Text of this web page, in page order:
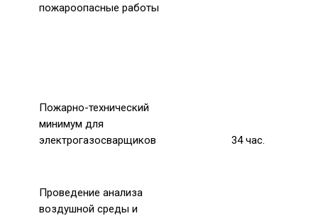
пожароопасные работы
Пожарно-технический
минимум для
электрогазосварщиков
34час.
Проведение анализа
воздушной среды и